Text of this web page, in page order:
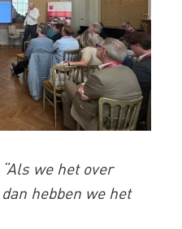
we het over
hebben we het